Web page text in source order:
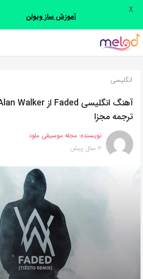
اشتراک
با
روش‌های
زیر
این
صفحه
انگلیسی
ترجمه مجزا
نویسنده: مجله موسیقی ملود
2 سال پیش
آموزش ساز ویولن
X